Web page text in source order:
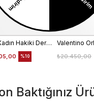
Valentino Orlandi Kadın Hakiki Deri Siyah Omuz Çantası
%10 ₺20.450,00
Baktığınız